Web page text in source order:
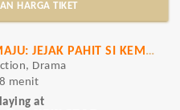
HARGA TIKET
MAJU: JEJAK PAHIT SI KEMBANG GULA
Drama
menit
at